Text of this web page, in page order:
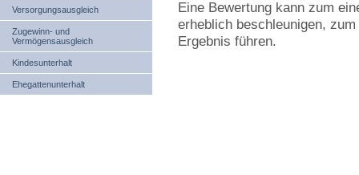
Versorgungsausgleich
Zugewinn- und
Vermögensausgleich
Kindesunterhalt
Ehegattenunterhalt
Eine Bewertung kann zum
erheblich beschleunigen,
Ergebnis führen.